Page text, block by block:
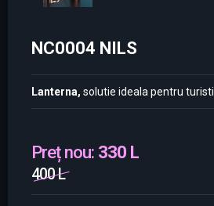
NC0004 NILS
Lanterna, solutie ideala pentru turisti
Preț nou: 330 L
400 L